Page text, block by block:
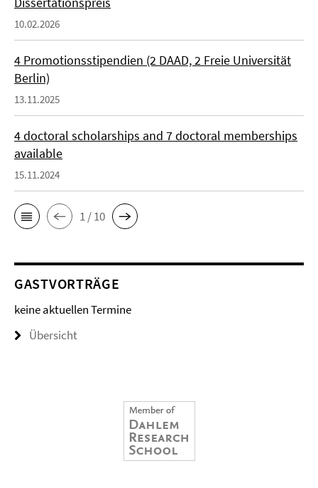
10.02.2026
4 Promotionsstipendien (2 DAAD, 2 Freie Universität
Berlin)
13.11.2025
4 doctoral scholarships and 7 doctoral memberships
available
15.11.2024
1 / 10
GASTVORTRÄGE
keine aktuellen Termine
Übersicht